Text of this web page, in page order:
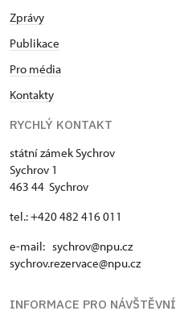
Zprávy
Publikace
Pro média
Kontakty
RYCHLÝ KONTAKT
státní zámek Sychrov
Sychrov 1
463 44 Sychrov
tel.: +420 482 416 011
e-mail: sychrov@npu.cz
sychrov.rezervace@npu.cz
INFORMACE PRO